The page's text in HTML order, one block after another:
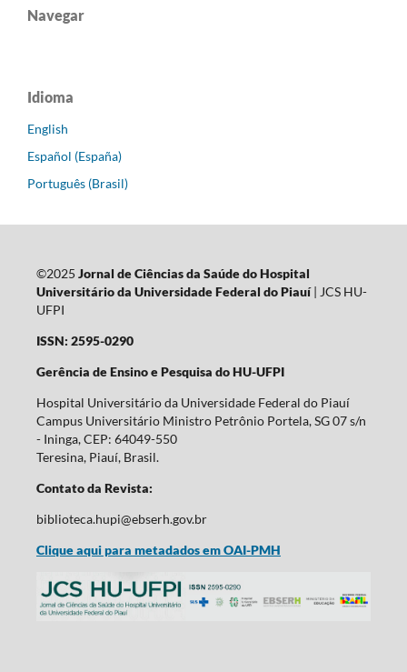
Navegar
Idioma
English
Español (España)
Português (Brasil)
©2025 Jornal de Ciências da Saúde do Hospital
Universitário da Universidade Federal do Piauí| JCS HU-
UFPI
ISSN: 2595-0290
Gerência de Ensino e Pesquisa do HU-UFPI
Hospital Universitário da Universidade Federal do Piauí
Campus Universitário Ministro Petrônio Portela, SG 07 s/n
- Ininga, CEP: 64049-550
Teresina, Piauí, Brasil.
Contato da Revista:
biblioteca.hupi@ebserh.gov.br
Clique aqui para metadados em OAI-PMH